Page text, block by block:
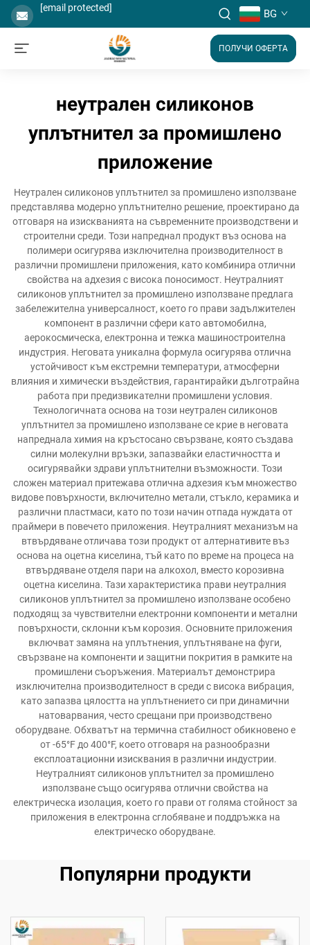
[email protected] BG
ПОЛУЧИ ОФЕРТА
неутрален силиконов
уплътнител за промишлено
приложение
Неутрален силиконов уплътнител за промишлено използване
представлява модерно уплътнително решение, проектирано да
отговаря на изискванията на съвременните производствени и
строителни среди. Този напреднал продукт въз основа на
полимери осигурява изключителна производителност в
различни промишлени приложения, като комбинира отлични
свойства на адхезия с висока поносимост. Неутралният
силиконов уплътнител за промишлено използване предлага
забележителна универсалност, което го прави задължителен
компонент в различни сфери като автомобилна,
аерокосмическа, електронна и тежка машиностроителна
индустрия. Неговата уникална формула осигурява отлична
устойчивост към екстремни температури, атмосферни
влияния и химически въздействия, гарантирайки дълготрайна
работа при предизвикателни промишлени условия.
Технологичната основа на този неутрален силиконов
уплътнител за промишлено използване се крие в неговата
напреднала химия на кръстосано свързване, която създава
силни молекулни връзки, запазвайки еластичността и
осигурявайки здрави уплътнителни възможности. Този
сложен материал притежава отлична адхезия към множество
видове повърхности, включително метали, стъкло, керамика и
различни пластмаси, като по този начин отпада нуждата от
праймери в повечето приложения. Неутралният механизъм на
втвърдяване отличава този продукт от алтернативите въз
основа на оцетна киселина, тъй като по време на процеса на
втвърдяване отделя пари на алкохол, вместо корозивна
оцетна киселина. Тази характеристика прави неутралния
силиконов уплътнител за промишлено използване особено
подходящ за чувствителни електронни компоненти и метални
повърхности, склонни към корозия. Основните приложения
включват замяна на уплътнения, уплътняване на фуги,
свързване на компоненти и защитни покрития в рамките на
промишлени съоръжения. Материалът демонстрира
изключителна производителност в среди с висока вибрация,
като запазва цялостта на уплътнението си при динамични
натоварвания, често срещани при производствено
оборудване. Обхватът на термична стабилност обикновено е
от -65°F до 400°F, което отговаря на разнообразни
експлоатационни изисквания в различни индустрии.
Неутралният силиконов уплътнител за промишлено
използване също осигурява отлични свойства на
електрическа изолация, което го прави от голяма стойност за
приложения в електронна сглобяване и поддръжка на
електрическо оборудване.
Популярни продукти